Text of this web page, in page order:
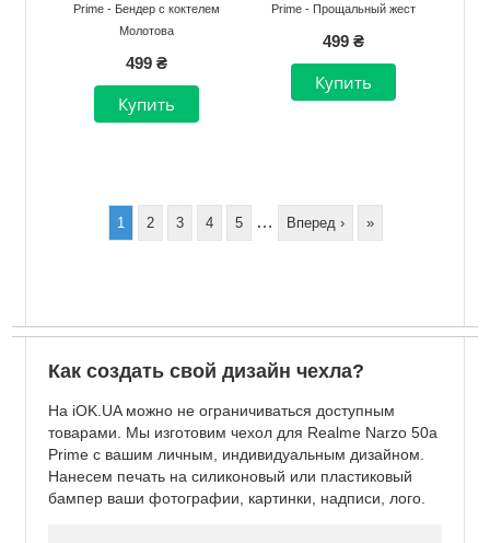
Prime - Бендер с коктелем
Молотова
499 ₴
Prime - Прощальный жест
499 ₴
Page
1 Page
2 Page
3 Page
4 Page
5 …
Следующая
страница
Вперед ›
Последняя
страница
»
Как создать свой дизайн чехла?
На iOK.UA можно не ограничиваться доступным
товарами. Мы изготовим чехол для Realme Narzo 50a
Prime с вашим личным, индивидуальным дизайном.
Нанесем печать на силиконовый или пластиковый
бампер ваши фотографии, картинки, надписи, лого.